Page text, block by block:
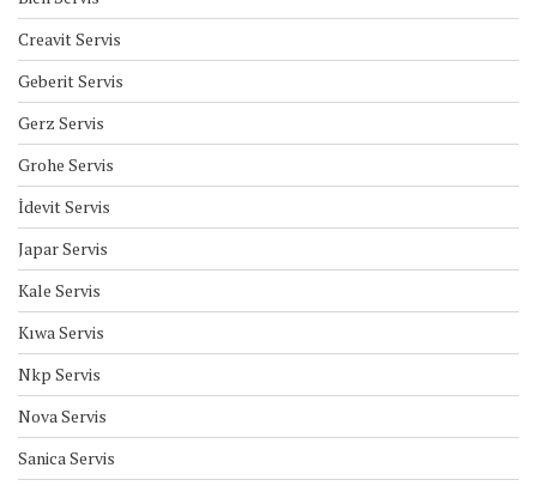
Creavit Servis
Geberit Servis
Gerz Servis
Grohe Servis
İdevit Servis
Japar Servis
Kale Servis
Kıwa Servis
Nkp Servis
Nova Servis
Sanica Servis